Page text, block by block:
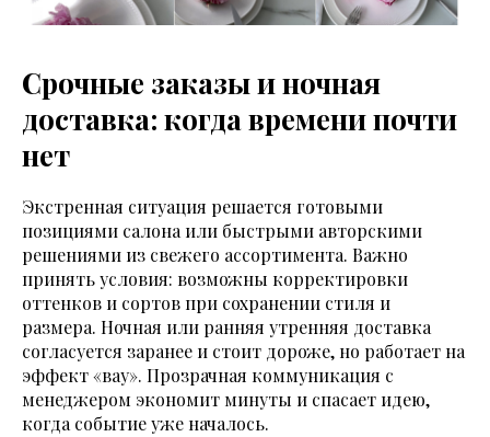
Срочные заказы и ночная
доставка: когда времени почти
нет
Экстренная ситуация решается готовыми
позициями салона или быстрыми авторскими
решениями из свежего ассортимента. Важно
принять условия: возможны корректировки
оттенков и сортов при сохранении стиля и
размера. Ночная или ранняя утренняя доставка
согласуется заранее и стоит дороже, но работает на
эффект «вау». Прозрачная коммуникация с
менеджером экономит минуты и спасает идею,
когда событие уже началось.